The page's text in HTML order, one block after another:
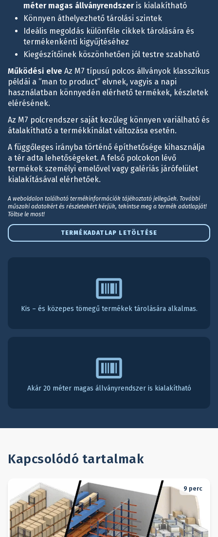
méter magas állványrendszeris kialakítható
Könnyen áthelyezhető tárolási szintek
Ideális megoldás különféle cikkek tárolására és
termékenkénti kigyűjtéséhez
Kiegészítőinek köszönhetően jól testre szabható
Működési elve Az M7 típusú polcos állványok klasszikus
példái a “man to product” elvnek, vagyis a napi
használatban könnyedén elérhető termékek, készletek
elérésének.
Az M7 polcrendszer saját kezűleg könnyen variálható és
átalakítható a termékkínálat változása esetén.
A függőleges irányba történő építhetősége kihasználja
a tér adta lehetőségeket. A felső polcokon lévő
termékek személyi emelővel vagy galériás járófelület
kialakításával elérhetőek.
A weboldalon található termékinformációk tájékoztató jellegűek. További
műszaki adatokért és részletekért kérjük, tekintse meg a termék adatlapját!
Töltse le most!
TERMÉKADATLAP LETÖLTÉSE
Kis – és közepes tömegű termékek tárolására alkalmas.
Akár 20 méter magas állványrendszer is kialakítható
Kapcsolódó tartalmak
9 perc